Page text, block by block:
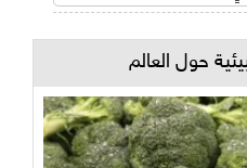
حول العالم